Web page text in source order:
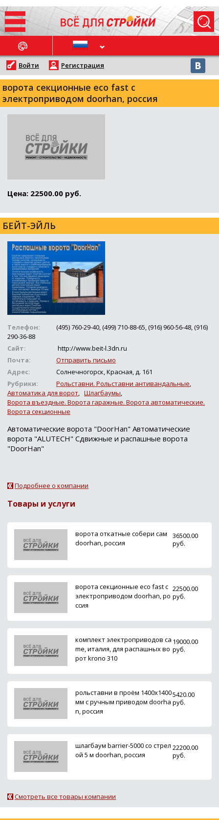
НОВОСТИ
Войти Регистрация
ворота секционные eco fast с
электроприводом doorhan, россия
Цена: 22500.00 руб.
БЕЙТ-ЭЙЛЬ
Телефон:
(495) 760-29-40, (499) 710-88-65, (916) 960-56-48, (916)
290-36-88
Сайт:
http://www.beit-l.3dn.ru
Почта:
Отправить письмо
Адрес:
Солнечногорск, Красная, д. 161
Рубрики:
Рольставни. Рольставни антивандальные,
Автоматика для ворот, Шлагбаумы,
Ворота въездные. Ворота гаражные. Ворота автоматические.
Ворота секционные
Автоматические ворота "DoorHan" Автоматические
ворота "ALUTECH" Сдвижные и распашные ворота
"DoorHan"
Подробнее о компании
Товары и услуги
ворота откатные собери сам
doorhan, россия
36500.00
руб.
ворота секционные eco fast с
электроприводом doorhan, ро
ссия
22500.00
руб.
комплект электроприводов ca
me, италия, для распашных во
рот krono 310
19000.00
руб.
рольставни в проём 1400х1400
мм с ручным приводом doorha
n, россия
5420.00
руб.
шлагбаум barrier-5000 со стрел
ой 5 м doorhan, россия
22200.00
руб.
Смотреть все товары компании